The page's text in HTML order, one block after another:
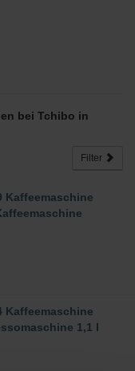
bei Tchibo in
Filter
Kaffeemaschine
Kaffeemaschine
1,1 l